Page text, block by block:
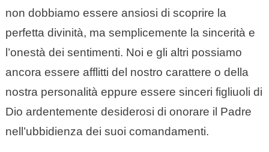
non dobbiamo essere ansiosi di scoprire la
perfetta divinità, ma semplicemente la sincerità e
l’onestà dei sentimenti. Noi e gli altri possiamo
ancora essere afflitti del nostro carattere o della
nostra personalità eppure essere sinceri figliuoli di
Dio ardentemente desiderosi di onorare il Padre
nell’ubbidienza dei suoi comandamenti.